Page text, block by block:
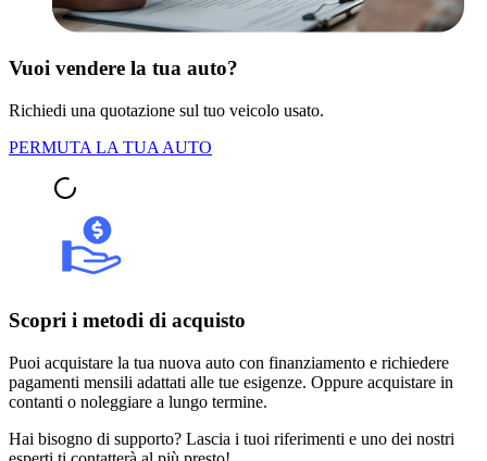
Vuoi vendere la tua auto?
Richiedi una quotazione sul tuo veicolo usato.
PERMUTA LA TUA AUTO
Scopri i metodi di acquisto
Puoi acquistare la tua nuova auto con finanziamento e richiedere
pagamenti mensili adattati alle tue esigenze. Oppure acquistare in
contanti o noleggiare a lungo termine.
Hai bisogno di supporto? Lascia i tuoi riferimenti e uno dei nostri